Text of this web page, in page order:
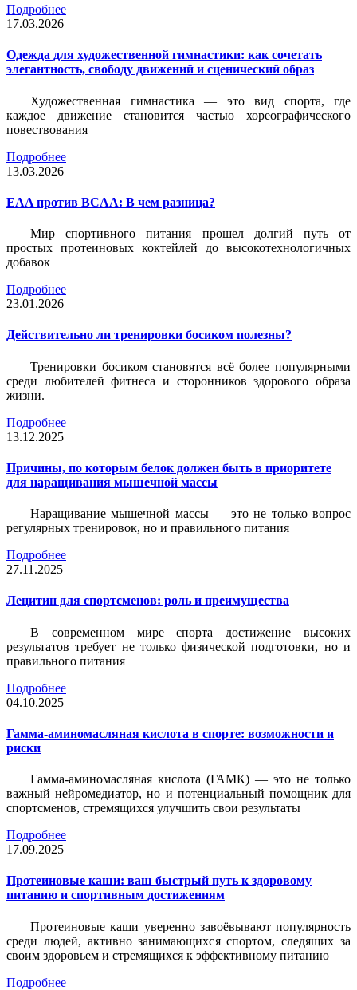
Подробнее
17.03.2026
Одежда для художественной гимнастики: как сочетать
элегантность, свободу движений и сценический образ
Художественная гимнастика — это вид спорта, где
каждое движение становится частью хореографического
повествования
Подробнее
13.03.2026
EAA против BCAA: В чем разница?
Мир спортивного питания прошел долгий путь от
простых протеиновых коктейлей до высокотехнологичных
добавок
Подробнее
23.01.2026
Действительно ли тренировки босиком полезны?
Тренировки босиком становятся всё более популярными
среди любителей фитнеса и сторонников здорового образа
жизни.
Подробнее
13.12.2025
Причины, по которым белок должен быть в приоритете
для наращивания мышечной массы
Наращивание мышечной массы — это не только вопрос
регулярных тренировок, но и правильного питания
Подробнее
27.11.2025
Лецитин для спортсменов: роль и преимущества
В современном мире спорта достижение высоких
результатов требует не только физической подготовки, но и
правильного питания
Подробнее
04.10.2025
Гамма-аминомасляная кислота в спорте: возможности и
риски
Гамма-аминомасляная кислота (ГАМК) — это не только
важный нейромедиатор, но и потенциальный помощник для
спортсменов, стремящихся улучшить свои результаты
Подробнее
17.09.2025
Протеиновые каши: ваш быстрый путь к здоровому
питанию и спортивным достижениям
Протеиновые каши уверенно завоёвывают популярность
среди людей, активно занимающихся спортом, следящих за
своим здоровьем и стремящихся к эффективному питанию
Подробнее